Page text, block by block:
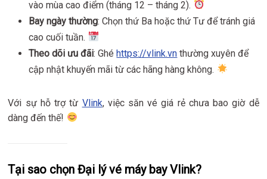
vào mùa cao điểm (tháng 12 – tháng 2).
Bay ngày thường: Chọn thứ Ba hoặc thứ Tư để tránh giá
cao cuối tuần.
Theo dõi ưu đãi: Ghéhttps://vlink.vn thường xuyên để
cập nhật khuyến mãi từ các hãng hàng không.
Với sự hỗ trợ từ Vlink, việc săn vé giá rẻ chưa bao giờ dễ
dàng đến thế!
Tại sao chọn Đại lý vé máy bay Vlink?